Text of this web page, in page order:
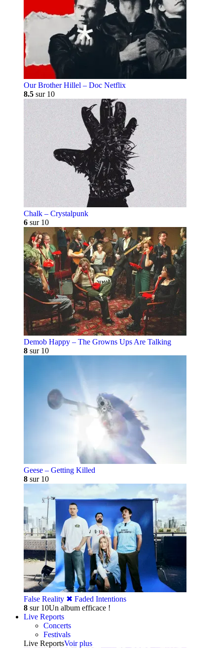
Our Brother Hillel – Doc Netflix
8.5 sur 10
Chalk – Crystalpunk
6 sur 10
Demob Happy – The Growns Ups Are Talking
8 sur 10
Geese – Getting Killed
8 sur 10
False Reality ✖︎ Faded Intentions
8 sur 10Un album efficace !
Live Reports
Concerts
Festivals
Live ReportsVoir plus